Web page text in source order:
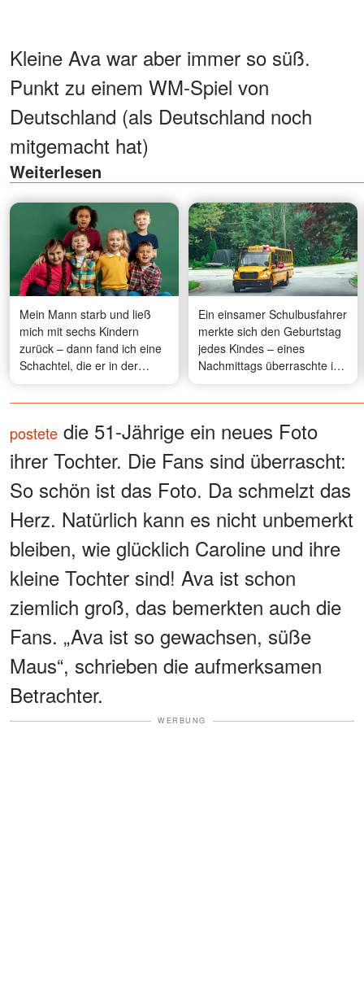
Kleine Ava war aber immer so süß.
Punkt zu einem WM-Spiel von
Deutschland (als Deutschland noch
mitgemacht hat)
Weiterlesen
Mein Mann starb und ließ
mich mit sechs Kindern
zurück – dann fand ich eine
Schachtel, die er in der
Matratze unseres Sohnes
versteckt hatte
Ein einsamer Schulbusfahrer
merkte sich den Geburtstag
jedes Kindes – eines
Nachmittags überraschte ihn
die ganze Stadt
postete die 51-Jährige ein neues Foto
ihrer Tochter. Die Fans sind überrascht:
So schön ist das Foto. Da schmelzt das
Herz. Natürlich kann es nicht unbemerkt
bleiben, wie glücklich Caroline und ihre
kleine Tochter sind! Ava ist schon
ziemlich groß, das bemerkten auch die
Fans. „Ava ist so gewachsen, süße
Maus“, schrieben die aufmerksamen
Betrachter.
WERBUNG